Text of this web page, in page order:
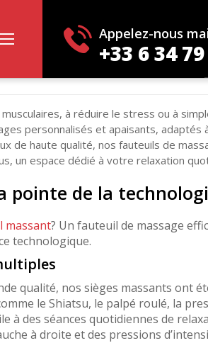
Appelez-nous
+33 6 34
à réduire le stress ou à
personnalisés et apaisants, adaptés
de haute qualité, nos fauteuils de
un espace dédié à votre relaxation
pointe de la
massant? Un fauteuil de massage
technologique.
qualité, nos sièges massants ont
le Shiatsu, le palpé roulé, la
à des séances quotidiennes de
à droite et des pressions